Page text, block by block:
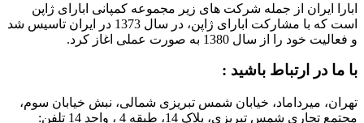
ابارا ایران از جمله شرکت های زیر مجموعه کمپانی ابارای ژاپن
است که با مشارکت ابارای ژاپن، در سال 1373 در ایران تاسیس شد
و فعالیت خود را از سال 1380 به صورت عملی اغاز کرد.
با ما در ارتباط باشید :
تهران، میرداماد، خیابان شمس تبریزی شمالی، نبش خیابان سوم،
مجتمع تجاری شمس تبریزی، پلاک 14، طبقه 4 ، واحد 14 تلفن: